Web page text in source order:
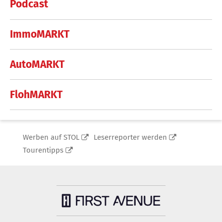
Podcast
ImmoMARKT
AutoMARKT
FlohMARKT
Werben auf STOL
Leserreporter werden
Tourentipps